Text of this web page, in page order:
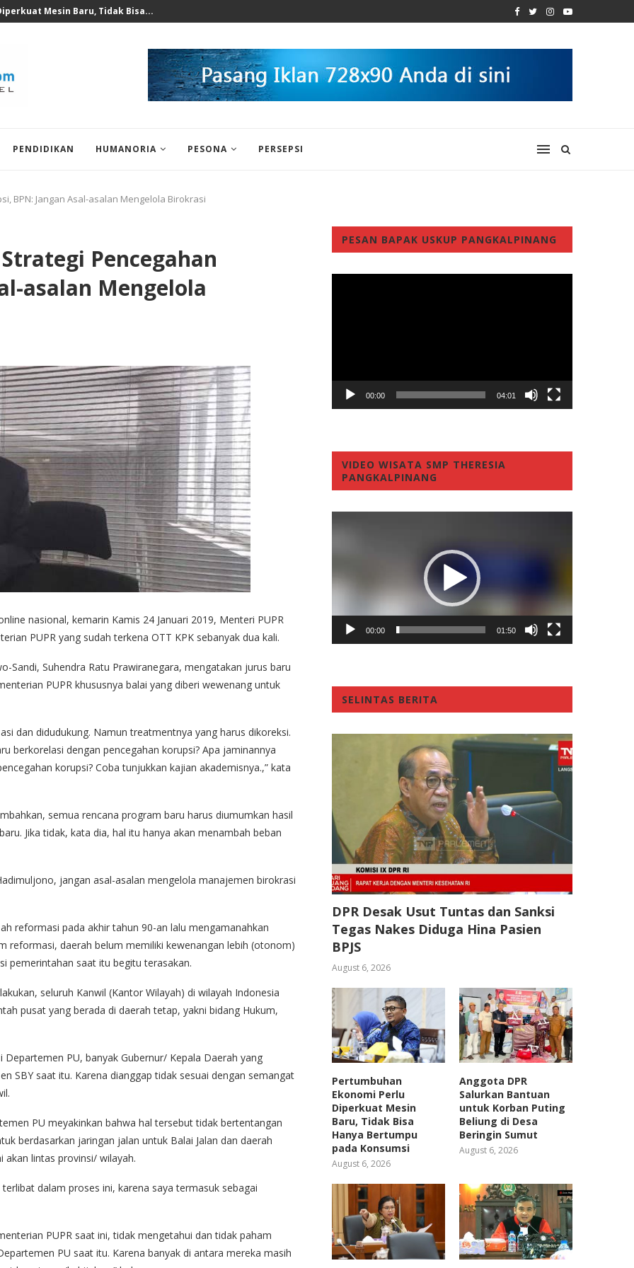
untuk Korban Puting Beliung...
PENDIDIKAN HUMANORIA PESONA PERSEPSI
BPN: Jangan Asal-asalan Mengelola Birokrasi
Pencegahan
asalan Mengelola
nasional, kemarin Kamis 24 Januari 2019, Menteri PUPR
PUPR yang sudah terkena OTT KPK sebanyak dua kali.
Sandi, Suhendra Ratu Prawiranegara, mengatakan jurus baru
PUPR khususnya balai yang diberi wewenang untuk
dan didudukung. Namun treatmentnya yang harus dikoreksi.
berkorelasi dengan pencegahan korupsi? Apa jaminannya
korupsi? Coba tunjukkan kajian akademisnya.,” kata
semua rencana program baru harus diumumkan hasil
Jika tidak, kata dia, hal itu hanya akan menambah beban
jangan asal-asalan mengelola manajemen birokrasi
reformasi pada akhir tahun 90-an lalu mengamanahkan
reformasi, daerah belum memiliki kewenangan lebih (otonom)
pemerintahan saat itu begitu terasakan.
seluruh Kanwil (Kantor Wilayah) di wilayah Indonesia
pusat yang berada di daerah tetap, yakni bidang Hukum,
PU, banyak Gubernur/ Kepala Daerah yang
SBY saat itu. Karena dianggap tidak sesuai dengan semangat
PU meyakinkan bahwa hal tersebut tidak bertentangan
berdasarkan jaringan jalan untuk Balai Jalan dan daerah
akan lintas provinsi/ wilayah.
dalam proses ini, karena saya termasuk sebagai
PUPR saat ini, tidak mengetahui dan tidak paham
PU saat itu. Karena banyak di antara mereka masih
PESAN BAPAK USKUP PANGKALPINANG
00:00 04:01
VIDEO WISATA SMP THERESIA
PANGKALPINANG
00:00 01:50
SELINTAS BERITA
DPR Desak Usut Tuntas dan Sanksi
Tegas Nakes Diduga Hina Pasien
BPJS
August 6, 2026
Pertumbuhan
Ekonomi Perlu
Diperkuat Mesin
Baru, Tidak Bisa
Hanya Bertumpu
pada Konsumsi
August 6, 2026
Anggota DPR
Salurkan Bantuan
untuk Korban Puting
Beliung di Desa
Beringin Sumut
August 6, 2026